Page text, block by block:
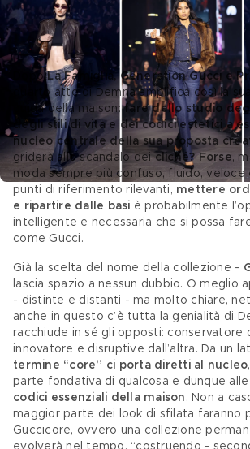
Guccicore, il quarto atto di
Dopo La Famiglia, Generation Gucci e
quarto atto di Demna amplifica così la
guida della maison: fare dello studio
degli stili di vita e dei codici estetici a
nucleo centrale della sua proposta
griderà allo scandalo dei cliché? Forse,
moda sempre più confuso, fluido, veloce
punti di riferimento rilevanti, mettere
e ripartire dalle basi è probabilmente
intelligente e necessaria che si possa
come Gucci.
Già la scelta del nome della collezione -
lascia spazio a nessun dubbio. O meglio
- distinte e distanti - ma molto chiare,
anche in questo c’è tutta la genialità di
racchiude in sé gli opposti: conservatore
innovatore e disruptive dall’altra. Da un
termine “core” ci porta diretti al nucleo
parte fondativa di qualcosa e dunque
codici essenziali della maison . Non a
maggior parte dei look di sfilata faranno
Guccicore, ovvero una collezione
evolverà nel tempo, “costruendo -